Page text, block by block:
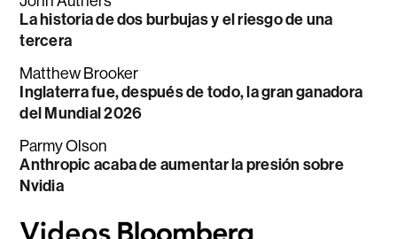
La historia de dos burbujas y el riesgo de una
tercera
Matthew Brooker
Inglaterra fue, después de todo, la gran ganadora
del Mundial 2026
Parmy Olson
Anthropic acaba de aumentar la presión sobre
Nvidia